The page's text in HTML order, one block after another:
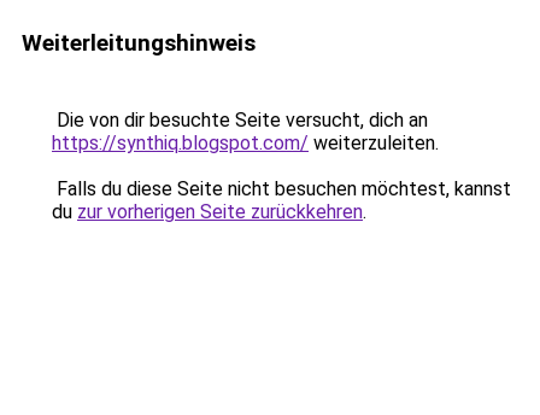
Weiterleitungshinweis
Die von dir besuchte Seite versucht, dich an
https://synthiq.blogspot.com/ weiterzuleiten.
Falls du diese Seite nicht besuchen möchtest, kannst
du zur vorherigen Seite zurückkehren.